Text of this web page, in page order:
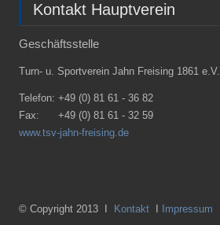
Kontakt Hauptverein
Geschäftsstelle
Turn- u. Sportverein Jahn Freising 1861 e.V.
Telefon: +49 (0) 81 61 - 36 82
Fax:
+49 (0) 81 61 - 32 59
www.tsv-jahn-freising.de
© Copyright 2013 I Kontakt Impressum